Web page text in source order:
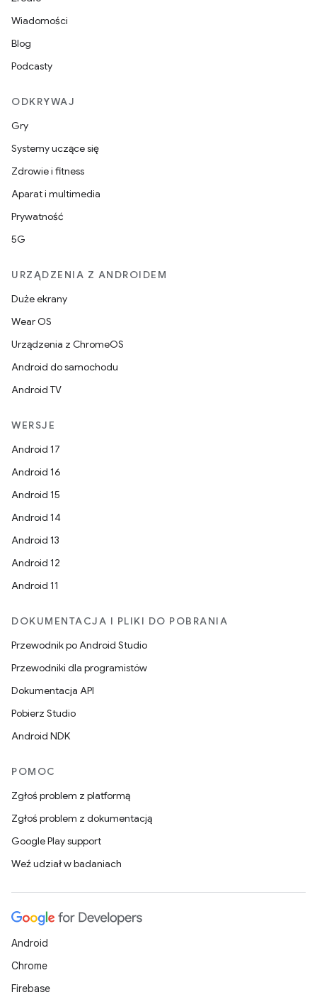
Wiadomości
Blog
Podcasty
ODKRYWAJ
Gry
Systemy uczące się
Zdrowie i fitness
Aparat i multimedia
Prywatność
5G
URZĄDZENIA Z ANDROIDEM
Duże ekrany
Wear OS
Urządzenia z ChromeOS
Android do samochodu
Android TV
WERSJE
Android 17
Android 16
Android 15
Android 14
Android 13
Android 12
Android 11
DOKUMENTACJA I PLIKI DO POBRANIA
Przewodnik po Android Studio
Przewodniki dla programistów
Dokumentacja API
Pobierz Studio
Android NDK
POMOC
Zgłoś problem z platformą
Zgłoś problem z dokumentacją
Google Play support
Weź udział w badaniach
Android
Chrome
Firebase